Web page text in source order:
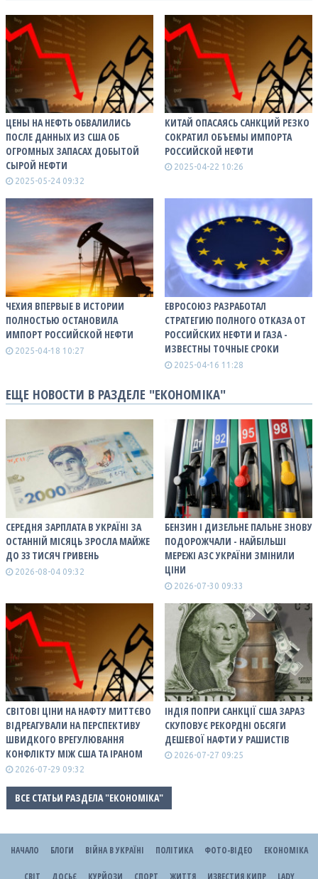
ЦЕНЫ НА НЕФТЬ ОБВАЛИЛИСЬ
ПОСЛЕ ДАННЫХ ИЗ США ОБ
ОГРОМНЫХ ЗАПАСАХ ДОБЫТОЙ
СЫРОЙ НЕФТИ
2025-05-24 09:32
КИТАЙ ОПАСАЯСЬ САНКЦИЙ РЕЗКО
СОКРАТИЛ ОБЪЕМЫ ИМПОРТА
РОССИЙСКОЙ НЕФТИ
2025-04-22 10:26
ЧЕХИЯ ВПЕРВЫЕ В ИСТОРИИ
ПОЛНОСТЬЮ ОСТАНОВИЛА
ИМПОРТ РОССИЙСКОЙ НЕФТИ
2025-04-18 10:27
ЕВРОСОЮЗ РАЗРАБОТАЛ
СТРАТЕГИЮ ПОЛНОГО ОТКАЗА ОТ
РОССИЙСКИХ НЕФТИ И ГАЗА -
ИЗВЕСТНЫ ТОЧНЫЕ СРОКИ
2025-04-16 11:28
ЕЩЕ НОВОСТИ В РАЗДЕЛЕ "ЕКОНОМІКА"
СЕРЕДНЯ ЗАРПЛАТА В УКРАЇНІ ЗА
ОСТАННІЙ МІСЯЦЬ ЗРОСЛА МАЙЖЕ
ДО 33 ТИСЯЧ ГРИВЕНЬ
2026-08-04 09:32
БЕНЗИН І ДИЗЕЛЬНЕ ПАЛЬНЕ ЗНОВУ
ПОДОРОЖЧАЛИ - НАЙБІЛЬШІ
МЕРЕЖІ АЗС УКРАЇНИ ЗМІНИЛИ
ЦІНИ
2026-07-30 09:33
СВІТОВІ ЦІНИ НА НАФТУ МИТТЄВО
ВІДРЕАГУВАЛИ НА ПЕРСПЕКТИВУ
ШВИДКОГО ВРЕГУЛЮВАННЯ
КОНФЛІКТУ МІЖ США ТА ІРАНОМ
2026-07-29 09:32
ІНДІЯ ПОПРИ САНКЦІЇ США ЗАРАЗ
СКУПОВУЄ РЕКОРДНІ ОБСЯГИ
ДЕШЕВОЇ НАФТИ У РАШИСТІВ
2026-07-27 09:25
ВСЕ СТАТЬИ РАЗДЕЛА "ЕКОНОМІКА"
НАЧАЛО БЛОГИ ВІЙНА В УКРАЇНІ ПОЛІТИКА ФОТО-ВІДЕО ЕКОНОМІКА